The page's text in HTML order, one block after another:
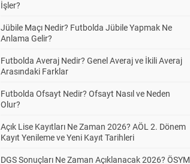
İşler?
Jübile Maçı Nedir? Futbolda Jübile Yapmak Ne
Anlama Gelir?
Futbolda Averaj Nedir? Genel Averaj ve İkili Averaj
Arasındaki Farklar
Futbolda Ofsayt Nedir? Ofsayt Nasıl ve Neden
Olur?
Açık Lise Kayıtları Ne Zaman 2026? AÖL 2. Dönem
Kayıt Yenileme ve Yeni Kayıt Tarihleri
DGS Sonuçları Ne Zaman Açıklanacak 2026? ÖSYM